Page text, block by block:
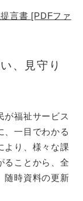
言書 [PDFファ
、見守り
が福祉サービス
、一目でわかる
より、様々な課
ることから、全
時資料の更新